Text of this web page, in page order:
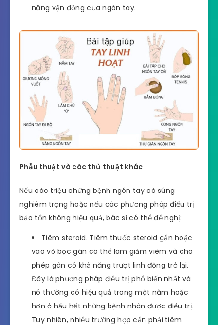
năng vận động của ngón tay.
Phẫu thuật và các thủ thuật khác
Nếu các triệu chứng bệnh ngón tay cò súng
nghiêm trọng hoặc nếu các phương pháp điều trị
bảo tồn không hiệu quả, bác sĩ có thể đề nghị:
Tiêm steroid. Tiêm thuốc steroid gần hoặc
vào vỏ bọc gân có thể làm giảm viêm và cho
phép gân có khả năng trượt linh động trở lại.
Đây là phương pháp điều trị phổ biến nhất và
nó thường có hiệu quả trong một năm hoặc
hơn ở hầu hết những bệnh nhân được điều trị.
Tuy nhiên, nhiều trường hợp cần phải tiêm